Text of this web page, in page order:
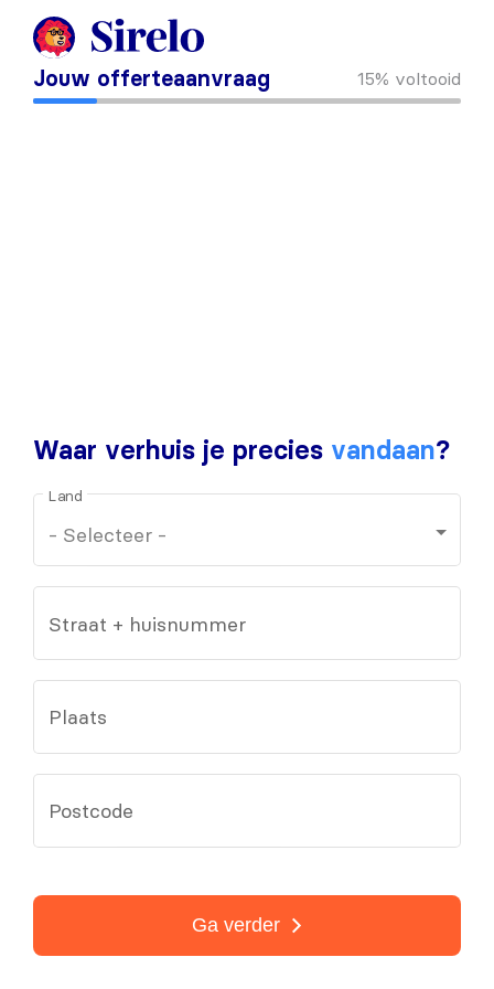
Jouw offerteaanvraag 15% voltooid
Waar verhuis je precies vandaan?
Land
Straat + huisnummer
Plaats
Postcode
Ga verder